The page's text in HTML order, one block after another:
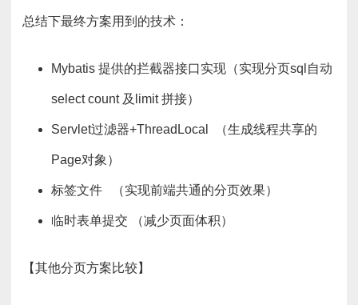
总结下最终方案用到的技术：
Mybatis 提供的拦截器接口实现（实现分页sql自动
select count 及limit 拼接）
Servlet过滤器+ThreadLocal （生成线程共享的
Page对象）
标签文件 （实现前端共通的分页效果）
临时表单提交 （减少页面体积）
【其他分页方案比较】